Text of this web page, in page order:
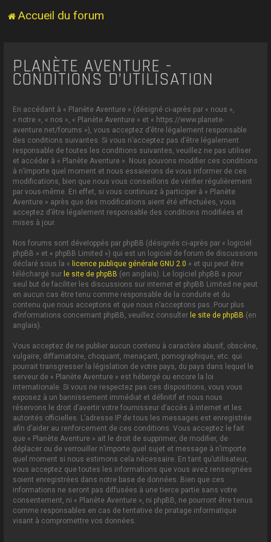
Accueil du forum
PLANÈTE AVENTURE -
CONDITIONS D’UTILISATION
En accédant à « Planète Aventure » (désigné ci-après par « nous »,
« notre », « nos », « Planète Aventure » et « https://www.planete-
aventure.net/forums »), vous acceptez d’être légalement responsable
des conditions suivantes. Si vous n’acceptez pas d’être légalement
responsable de toutes les conditions suivantes, veuillez ne pas utiliser
et accéder à « Planète Aventure ». Nous pouvons modifier ces conditions
à n’importe quel moment et nous essaierons de vous informer de ces
modifications, bien que nous vous conseillons de vérifier régulièrement
par vous-même. En effet, si vous continuez à participer à « Planète
Aventure » après que des modifications aient été effectuées, vous
acceptez d’être légalement responsable des conditions modifiées et
mises à jour.
Nos forums sont développés par phpBB (désignés ci-après par « logiciel
phpBB » et « phpBB Limited ») qui est un logiciel de forum de discussions
déclaré sous la « licence publique générale GNU 2.0 » et qui peut être
téléchargé sur le site de phpBB (en anglais). Le logiciel phpBB a pour
seul but de faciliter les discussions sur internet et phpBB Limited ne peut
en aucun cas être tenu comme responsable de la conduite et du
contenu que nous acceptons et que nous n’acceptons pas. Pour plus
d’informations concernant phpBB, veuillez consulter le site de phpBB (en
anglais).
Vous acceptez de ne publier aucun contenu à caractère abusif, obscène,
vulgaire, diffamatoire, choquant, menaçant, pornographique, etc. qui
pourrait transgresser la législation de votre pays, du pays dans lequel le
serveur de « Planète Aventure » est hébergé ou encore la loi
internationale. Si vous ne respectez pas ces dispositions, vous vous
exposez à un bannissement immédiat et définitif et nous nous
réservons le droit d’avertir votre fournisseur d’accès à internet et les
autorités officielles. L’adresse IP de tous les messages est enregistrée
afin d’aider au renforcement de ces conditions. Vous acceptez le fait
que « Planète Aventure » ait le droit de supprimer, de modifier, de
déplacer ou de verrouiller n’importe quel sujet et message à n’importe
quel moment si nous estimons cela nécessaire. En tant qu’utilisateur,
vous acceptez que toutes les informations que vous avez renseignées
soient enregistrées dans notre base de données. Bien que ces
informations ne seront pas diffusées à une tierce partie sans votre
consentement, ni « Planète Aventure », ni phpBB, ne pourront être tenus
comme responsables en cas de tentative de piratage informatique
visant à compromettre vos données.